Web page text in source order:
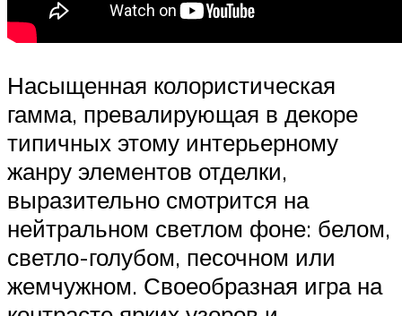
Насыщенная колористическая
гамма, превалирующая в декоре
типичных этому интерьерному
жанру элементов отделки,
выразительно смотрится на
нейтральном светлом фоне: белом,
светло-голубом, песочном или
жемчужном. Своеобразная игра на